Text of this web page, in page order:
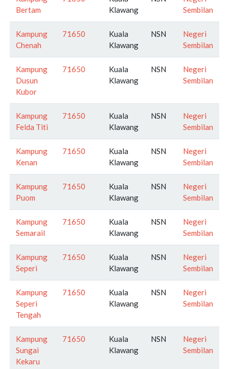
Bertam
Klawang
Sembilan
Kampung
Chenah
71650
Kuala
Klawang
NSN
Negeri
Sembilan
Kampung
Dusun
Kubor
71650
Kuala
Klawang
NSN
Negeri
Sembilan
Kampung
Felda Titi
71650
Kuala
Klawang
NSN
Negeri
Sembilan
Kampung
Kenan
71650
Kuala
Klawang
NSN
Negeri
Sembilan
Kampung
Puom
71650
Kuala
Klawang
NSN
Negeri
Sembilan
Kampung
Semarail
71650
Kuala
Klawang
NSN
Negeri
Sembilan
Kampung
Seperi
71650
Kuala
Klawang
NSN
Negeri
Sembilan
Kampung
Seperi
Tengah
71650
Kuala
Klawang
NSN
Negeri
Sembilan
Kampung
Sungai
Kekaru
71650
Kuala
Klawang
NSN
Negeri
Sembilan